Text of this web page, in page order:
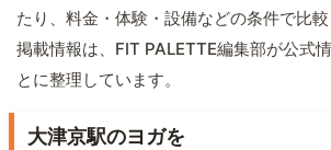
たり、料金・体験・設備などの条件で比較
掲載情報は、FIT PALETTE編集部が公式
とに整理しています。
大津京駅のヨガを